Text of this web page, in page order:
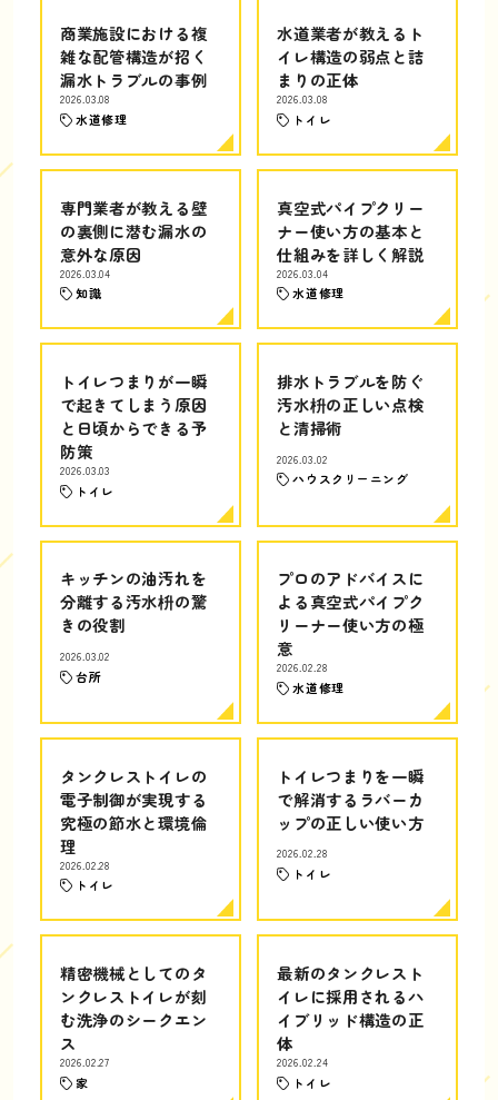
商業施設における複
雑な配管構造が招く
漏水トラブルの事例
2026.03.08
水道修理
水道業者が教えるト
イレ構造の弱点と詰
まりの正体
2026.03.08
トイレ
専門業者が教える壁
の裏側に潜む漏水の
意外な原因
2026.03.04
知識
真空式パイプクリー
ナー使い方の基本と
仕組みを詳しく解説
2026.03.04
水道修理
トイレつまりが一瞬
で起きてしまう原因
と日頃からできる予
防策
2026.03.03
トイレ
排水トラブルを防ぐ
汚水枡の正しい点検
と清掃術
2026.03.02
ハウスクリーニング
キッチンの油汚れを
分離する汚水枡の驚
きの役割
2026.03.02
台所
プロのアドバイスに
よる真空式パイプク
リーナー使い方の極
意
2026.02.28
水道修理
タンクレストイレの
電子制御が実現する
究極の節水と環境倫
理
2026.02.28
トイレ
トイレつまりを一瞬
で解消するラバーカ
ップの正しい使い方
2026.02.28
トイレ
精密機械としてのタ
ンクレストイレが刻
む洗浄のシークエン
ス
2026.02.27
家
最新のタンクレスト
イレに採用されるハ
イブリッド構造の正
体
2026.02.24
トイレ